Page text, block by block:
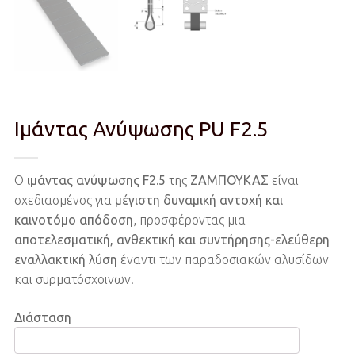
Ιμάντας Ανύψωσης PU F2.5
Ο ιμάντας ανύψωσης F2.5 της ΖΑΜΠΟΥΚΑΣ είναι
σχεδιασμένος για μέγιστη δυναμική αντοχή και
καινοτόμο απόδοση, προσφέροντας μια
αποτελεσματική, ανθεκτική και συντήρησης-ελεύθερη
εναλλακτική λύση έναντι των παραδοσιακών αλυσίδων
και συρματόσχοινων.
Διάσταση